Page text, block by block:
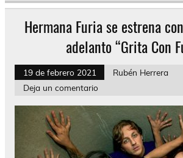
Hermana Furia se estrena
adelanto “Grita Con
19 de febrero 2021
Rubén Herrera
Deja un comentario